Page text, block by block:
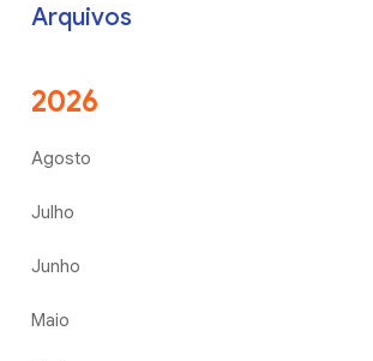
Arquivos
2026
Agosto
Julho
Junho
Maio